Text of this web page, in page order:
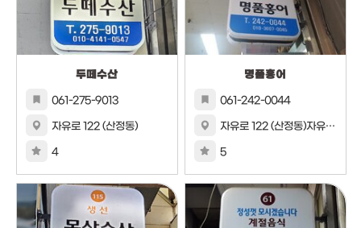
두떼수산
061-275-9013
자유로 122 (산정동)
4
명품홍어
061-242-0044
자유로 122 (산정동)자유시장 131호
5